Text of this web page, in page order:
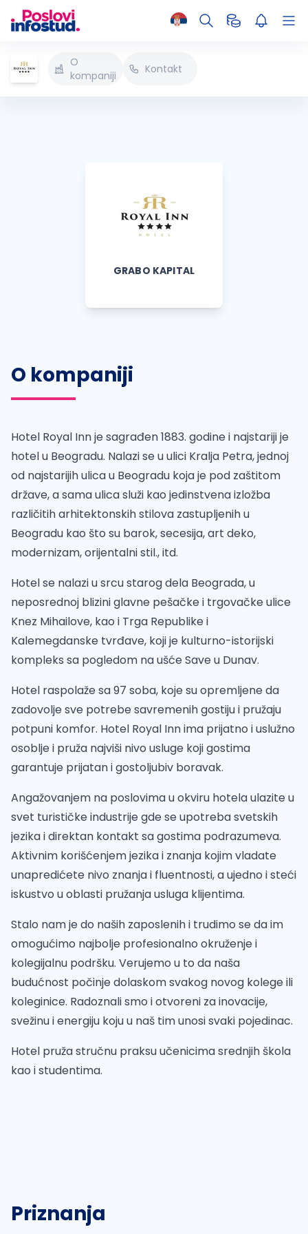
O
kompaniji
Kontakt
GRABO KAPITAL
O kompaniji
Hotel Royal Inn je sagrađen 1883. godine i najstariji je
hotel u Beogradu. Nalazi se u ulici Kralja Petra, jednoj
od najstarijih ulica u Beogradu koja je pod zaštitom
države, a sama ulica služi kao jedinstvena izložba
različitih arhitektonskih stilova zastupljenih u
Beogradu kao što su barok, secesija, art deko,
modernizam, orijentalni stil., itd.
Hotel se nalazi u srcu starog dela Beograda, u
neposrednoj blizini glavne pešačke i trgovačke ulice
Knez Mihailove, kao i Trga Republike i
Kalemegdanske tvrđave, koji je kulturno-istorijski
kompleks sa pogledom na ušće Save u Dunav.
Hotel raspolaže sa 97 soba, koje su opremljene da
zadovolje sve potrebe savremenih gostiju i pružaju
potpuni komfor. Hotel Royal Inn ima prijatno i uslužno
osoblje i pruža najviši nivo usluge koji gostima
garantuje prijatan i gostoljubiv boravak.
Angažovanjem na poslovima u okviru hotela ulazite u
svet turističke industrije gde se upotreba svetskih
jezika i direktan kontakt sa gostima podrazumeva.
Aktivnim korišćenjem jezika i znanja kojim vladate
unapredićete nivo znanja i fluentnosti, a ujedno i steći
iskustvo u oblasti pružanja usluga klijentima.
Stalo nam je do naših zaposlenih i trudimo se da im
omogućimo najbolje profesionalno okruženje i
kolegijalnu podršku. Verujemo u to da naša
budućnost počinje dolaskom svakog novog kolege ili
koleginice. Radoznali smo i otvoreni za inovacije,
svežinu i energiju koju u naš tim unosi svaki pojedinac.
Hotel pruža stručnu praksu učenicima srednjih škola
kao i studentima.
Priznanja